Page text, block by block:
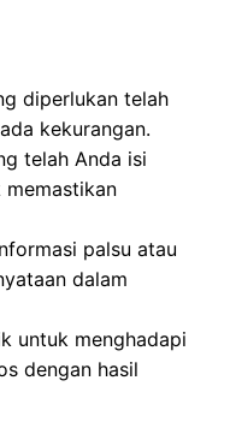
diperlukan telah
kekurangan.
telah Anda isi
palsu atau
dalam
untuk menghadapi
dengan hasil